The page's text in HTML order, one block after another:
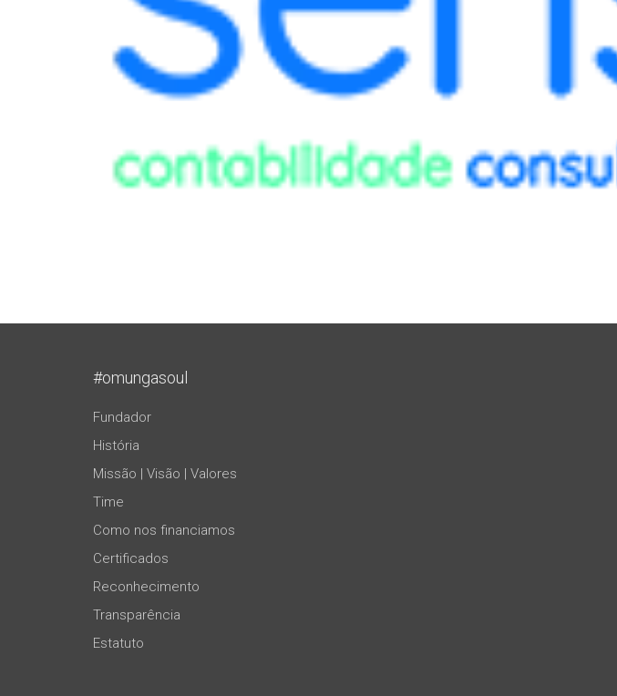
#omungasoul
Fundador
História
Missão | Visão | Valores
Time
Como nos financiamos
Certificados
Reconhecimento
Transparência
Estatuto